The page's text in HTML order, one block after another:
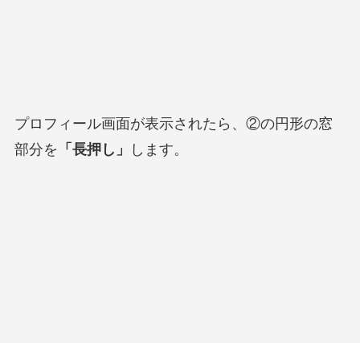
プロフィール画面が表示されたら、②の円形の窓
部分を 「長押し」 します。